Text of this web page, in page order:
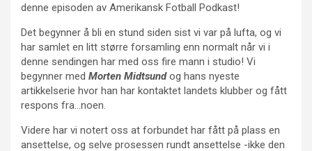
denne episoden av Amerikansk Fotball Podkast!
Det begynner å bli en stund siden sist vi var på lufta, og vi
har samlet en litt større forsamling enn normalt når vi i
denne sendingen har med oss fire mann i studio! Vi
begynner med Morten Midtsundog hans nyeste
artikkelserie hvor han har kontaktet landets klubber og fått
respons fra…noen.
Videre har vi notert oss at forbundet har fått på plass en
ansettelse, og selve prosessen rundt ansettelse -ikke den